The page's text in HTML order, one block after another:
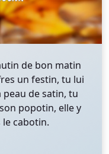
de bon matin
un festin, tu lui
de satin, tu
popotin, elle y
cabotin.